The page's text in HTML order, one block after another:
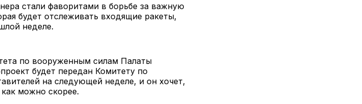
стали фаворитами в борьбе за важную
будет отслеживать входящие ракеты,
неделе.
по вооруженным силам Палаты
будет передан Комитету по
на следующей неделе, и он хочет,
можно скорее.